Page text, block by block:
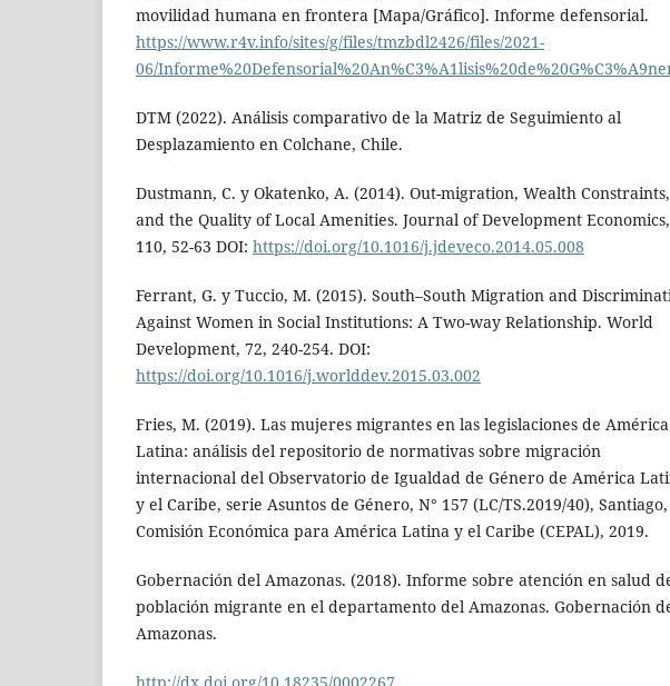
movilidad humana en frontera [Mapa/Gráfico]. Informe defensorial.
https://www.r4v.info/sites/g/files/tmzbdl2426/files/2021-
06/
DTM (2022). Análisis comparativo de la Matriz de Seguimiento al
Desplazamiento en Colchane, Chile.
Dustmann, C. y Okatenko, A. (2014). Out-migration, Wealth Constraints,
and the Quality of Local Amenities. Journal of Development Economics,
110, 52-63 DOI: https://doi.org/10.1016/j.jdeveco.2014.05.008
Ferrant, G. y Tuccio, M. (2015). South–South Migration and
Against Women in Social Institutions: A Two-way Relationship. World
Development, 72, 240-254. DOI:
https://doi.org/10.1016/j.worlddev.2015.03.002
Fries, M. (2019). Las mujeres migrantes en las legislaciones de América
Latina: análisis del repositorio de normativas sobre migración
internacional del Observatorio de Igualdad de Género de América
y el Caribe, serie Asuntos de Género, N° 157 (LC/TS.2019/40), Santiago,
Comisión Económica para América Latina y el Caribe (CEPAL), 2019.
Gobernación del Amazonas. (2018). Informe sobre atención en salud
población migrante en el departamento del Amazonas. Gobernación
Amazonas.